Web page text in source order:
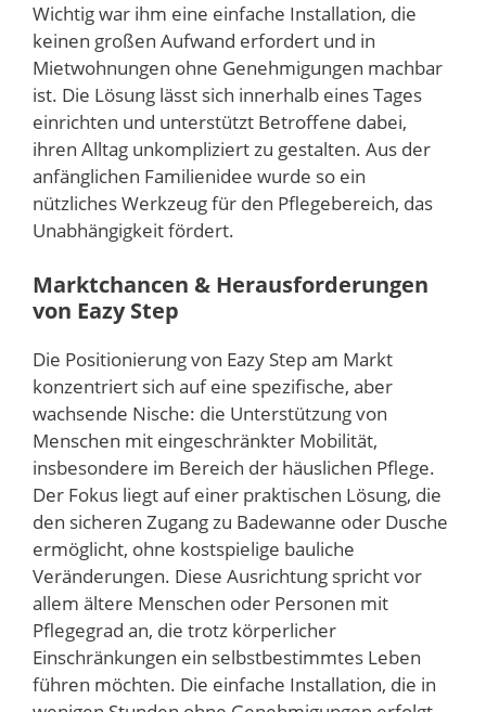
Wichtig war ihm eine einfache Installation, die
keinen großen Aufwand erfordert und in
Mietwohnungen ohne Genehmigungen machbar
ist. Die Lösung lässt sich innerhalb eines Tages
einrichten und unterstützt Betroffene dabei,
ihren Alltag unkompliziert zu gestalten. Aus der
anfänglichen Familienidee wurde so ein
nützliches Werkzeug für den Pflegebereich, das
Unabhängigkeit fördert.
Marktchancen & Herausforderungen
von Eazy Step
Die Positionierung von Eazy Step am Markt
konzentriert sich auf eine spezifische, aber
wachsende Nische: die Unterstützung von
Menschen mit eingeschränkter Mobilität,
insbesondere im Bereich der häuslichen Pflege.
Der Fokus liegt auf einer praktischen Lösung, die
den sicheren Zugang zu Badewanne oder Dusche
ermöglicht, ohne kostspielige bauliche
Veränderungen. Diese Ausrichtung spricht vor
allem ältere Menschen oder Personen mit
Pflegegrad an, die trotz körperlicher
Einschränkungen ein selbstbestimmtes Leben
führen möchten. Die einfache Installation, die in